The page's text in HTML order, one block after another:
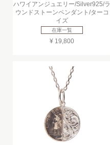
ハワイアンジュエリー/Silver925/ラ
ウンドストーンペンダント/ターコ
イズ
在庫一覧
¥ 19,800